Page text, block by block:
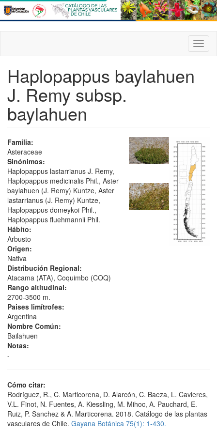
Pasar
al
contenido
principal
Haplopappus baylahuen
J. Remy subsp.
baylahuen
Familia:
Asteraceae
Sinónimos:
Haplopappus lastarrianus J. Remy,
Haplopappus medicinalis Phil., Aster
baylahuen (J. Remy) Kuntze, Aster
lastarrianus (J. Remy) Kuntze,
Haplopappus domeykoi Phil.,
Haplopappus fluehmannii Phil.
Hábito:
Arbusto
Origen:
Nativa
Distribución Regional:
Atacama (ATA), Coquimbo (COQ)
Rango altitudinal:
2700-3500 m.
Paises limítrofes:
Argentina
Nombre Común:
Bailahuen
Notas:
-
Cómo citar:
Rodríguez, R., C. Marticorena, D. Alarcón, C. Baeza, L. Cavieres,
V.L. Finot, N. Fuentes, A. Kiessling, M. Mihoc, A. Pauchard, E.
Ruiz, P. Sanchez & A. Marticorena. 2018. Catálogo de las plantas
vasculares de Chile. Gayana Botánica 75(1): 1-430.